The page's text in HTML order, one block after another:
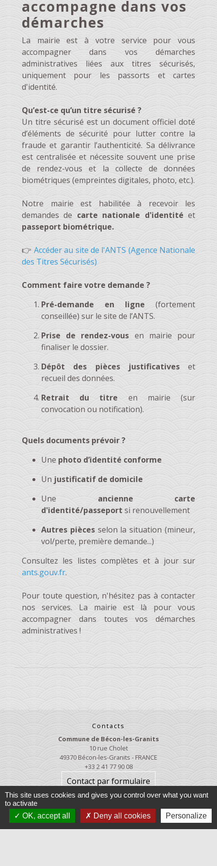
accompagne dans vos
démarches
La mairie est à votre service pour vous
accompagner dans vos démarches
administratives liées aux titres sécurisés,
uniquement pour les passorts et cartes
d'identité.
Qu’est-ce qu’un titre sécurisé ?
Un titre sécurisé est un document officiel doté
d’éléments de sécurité pour lutter contre la
fraude et garantir l’authenticité. Sa délivrance
est centralisée et nécessite souvent une prise
de rendez-vous et la collecte de données
biométriques (empreintes digitales, photo, etc.).
Notre mairie est habilitée à recevoir les
demandes de carte nationale d'identité et
passeport biométrique.
👉 Accéder au site de l'ANTS (Agence Nationale
des Titres Sécurisés)
Comment faire votre demande ?
Pré-demande en ligne (fortement
conseillée) sur le site de l’ANTS.
Prise de rendez-vous en mairie pour
finaliser le dossier.
Dépôt des pièces justificativeset
recueil des données.
Retrait du titre en mairie (sur
convocation ou notification).
Quels documents prévoir ?
Une photo d’identité conforme
Un justificatif de domicile
Une ancienne carte
d'identité/passeport si renouvellement
Autres piècesselon la situation (mineur,
vol/perte, première demande...)
Consultez les listes complètes et à jour sur
ants.gouv.fr.
Pour toute question, n'hésitez pas à contacter
nos services. La mairie est là pour vous
accompagner dans toutes vos démarches
administratives !
Contacts
Commune de Bécon-les-Granits
10 rue Cholet
49370 Bécon-les-Granits - FRANCE
+33 2 41 77 90 08
Contact par formulaire
Contactez la MAIRIE
This site uses cookies and gives you control over what you want
to activate
OK, accept all
Deny all cookies Personalize